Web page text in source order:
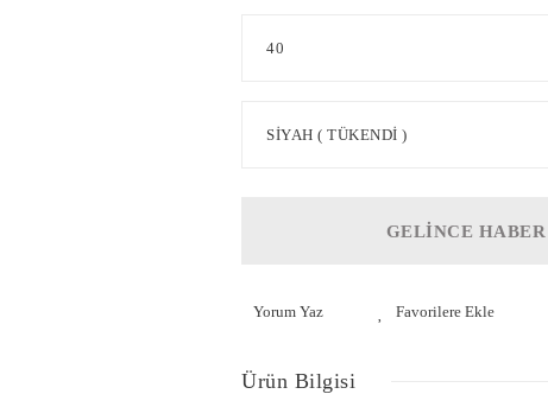
GELİNCE HABER
Yorum Yaz
Ürün Bilgisi